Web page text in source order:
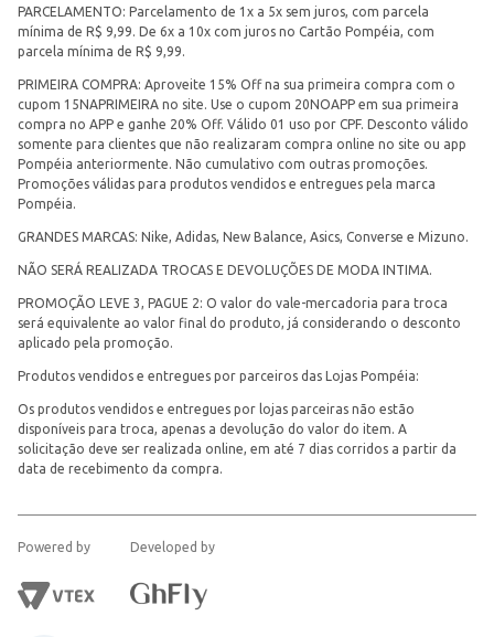
PARCELAMENTO: Parcelamento de 1x a 5x sem juros, com parcela
mínima de R$ 9,99. De 6x a 10x com juros no Cartão Pompéia, com
parcela mínima de R$ 9,99.
PRIMEIRA COMPRA: Aproveite 15% Off na sua primeira compra com o
cupom 15NAPRIMEIRA no site. Use o cupom 20NOAPP em sua primeira
compra no APP e ganhe 20% Off. Válido 01 uso por CPF. Desconto válido
somente para clientes que não realizaram compra online no site ou app
Pompéia anteriormente. Não cumulativo com outras promoções.
Promoções válidas para produtos vendidos e entregues pela marca
Pompéia.
GRANDES MARCAS: Nike, Adidas, New Balance, Asics, Converse e Mizuno.
NÃO SERÁ REALIZADA TROCAS E DEVOLUÇÕES DE MODA INTIMA.
PROMOÇÃO LEVE 3, PAGUE 2: O valor do vale-mercadoria para troca
será equivalente ao valor final do produto, já considerando o desconto
aplicado pela promoção.
Produtos vendidos e entregues por parceiros das Lojas Pompéia:
Os produtos vendidos e entregues por lojas parceiras não estão
disponíveis para troca, apenas a devolução do valor do item. A
solicitação deve ser realizada online, em até 7 dias corridos a partir da
data de recebimento da compra.
Powered by Developed by